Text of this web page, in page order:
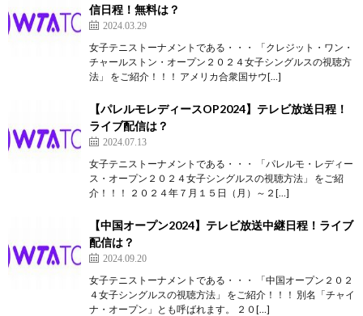
信日程！無料は？
2024.03.29
女子テニストーナメントである・・・ 「クレジット・ワン・
チャールストン・オープン２０２４女子シングルスの視聴方
法」 をご紹介！！！ アメリカ合衆国サウ[…]
【パレルモレディースOP2024】テレビ放送日程！
ライブ配信は？
2024.07.13
女子テニストーナメントである・・・ 「パレルモ・レディー
ス・オープン２０２４女子シングルスの視聴方法」 をご紹
介！！！ ２０２４年７月１５日（月）～２[…]
【中国オープン2024】テレビ放送中継日程！ライブ
配信は？
2024.09.20
女子テニストーナメントである・・・ 「中国オープン２０２
４女子シングルスの視聴方法」 をご紹介！！！ 別名「チャイ
ナ・オープン」とも呼ばれます。 ２０[…]